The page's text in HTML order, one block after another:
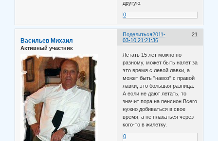
другую.
0
Поделиться 21
2011-
03-10 21:21:36
Васильев Михаил
Активный участник
Летать 15 лет можно по
разному, может быть налет за
это время с левой лавки, а
может быть "навоз" с правой
лавки, это большая разница.
А если не дают летать, то
значит пора на пенсион.Всего
нужно добиваться в свое
время, а не плакаться через
кого-то в жилетку.
0